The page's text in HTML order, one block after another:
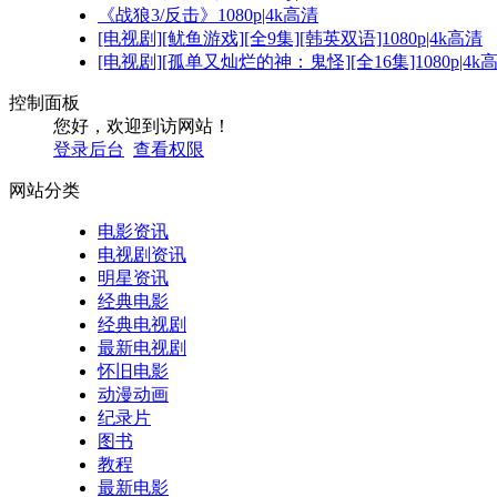
《战狼3/反击》1080p|4k高清
[电视剧][鱿鱼游戏][全9集][韩英双语]1080p|4k高清
[电视剧][孤单又灿烂的神：鬼怪][全16集]1080p|4k
控制面板
您好，欢迎到访网站！
登录后台 查看权限
网站分类
电影资讯
电视剧资讯
明星资讯
经典电影
经典电视剧
最新电视剧
怀旧电影
动漫动画
纪录片
图书
教程
最新电影